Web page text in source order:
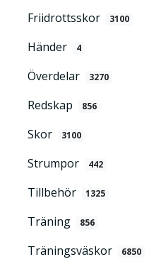
Friidrottsskor 3100
Händer 4
Överdelar 3270
Redskap 856
Skor 3100
Strumpor 442
Tillbehör 1325
Träning 856
Träningsväskor 6850